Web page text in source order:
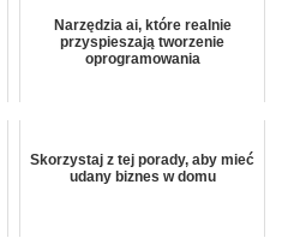
Narzędzia ai, które realnie
przyspieszają tworzenie
oprogramowania
Skorzystaj z tej porady, aby mieć
udany biznes w domu